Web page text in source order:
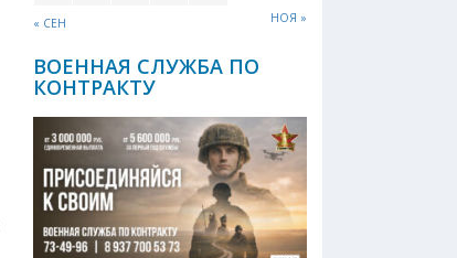
« СЕН НОЯ »
ВОЕННАЯ СЛУЖБА ПО
КОНТРАКТУ